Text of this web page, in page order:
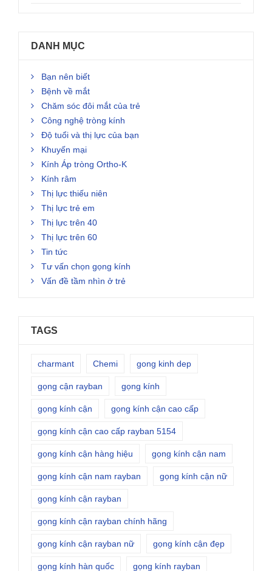
DANH MỤC
Bạn nên biết
Bệnh về mắt
Chăm sóc đôi mắt của trẻ
Công nghệ tròng kính
Độ tuổi và thị lực của bạn
Khuyến mại
Kính Áp tròng Ortho-K
Kính râm
Thị lực thiếu niên
Thị lực trẻ em
Thị lực trên 40
Thị lực trên 60
Tin tức
Tư vấn chọn gọng kính
Vấn đề tầm nhìn ở trẻ
TAGS
charmant Chemi gong kinh dep
gọng cận rayban gọng kính
gọng kính cận gọng kính cận cao cấp
gọng kính cận cao cấp rayban 5154
gọng kính cận hàng hiệu gọng kính cận nam
gọng kính cận nam rayban gọng kính cận nữ
gọng kính cận rayban
gọng kính cận rayban chính hãng
gọng kính cận rayban nữ gọng kính cận đẹp
gọng kính hàn quốc gọng kính rayban